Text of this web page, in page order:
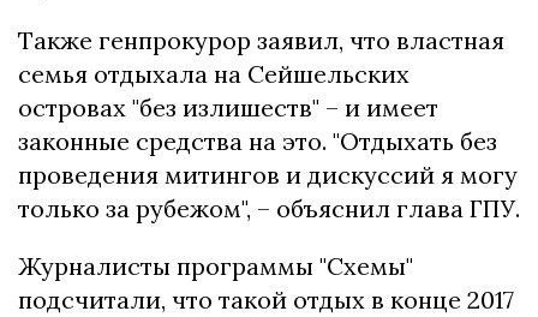
Также генпрокурор заявил, что властная
семья отдыхала на Сейшельских
островах "без излишеств" – и имеет
законные средства на это. "Отдыхать без
проведения митингов и дискуссий я могу
только за рубежом", – объяснил глава ГПУ.
Журналисты программы "Схемы"
подсчитали, что такой отдых в конце 2017